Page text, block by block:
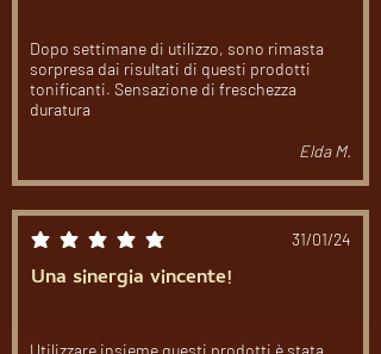
Dopo settimane di utilizzo, sono rimasta
sorpresa dai risultati di questi prodotti
tonificanti. Sensazione di freschezza
duratura
Elda M.
la valutazione media è 5 su 5 31/01/24
Una sinergia vincente!